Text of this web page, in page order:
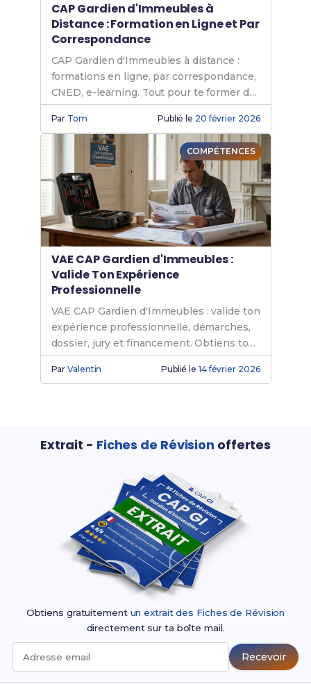
CAP Gardien d'Immeubles à
Distance : Formation en Ligne et Par
Correspondance
CAP Gardien d'Immeubles à distance :
formations en ligne, par correspondance,
CNED, e-learning. Tout pour te former de
chez toi en 2026.
Par Tom Publié le 20 février 2026
COMPÉTENCES
VAE CAP Gardien d'Immeubles :
Valide Ton Expérience
Professionnelle
VAE CAP Gardien d'Immeubles : valide ton
expérience professionnelle, démarches,
dossier, jury et financement. Obtiens ton
diplôme sans formation.
ParValentin Publié le 14 février 2026
Extrait - Fiches de Révision offertes
Obtiens gratuitement un extrait des Fiches de Révision
directement sur ta boîte mail.
Adresse email Recevoir